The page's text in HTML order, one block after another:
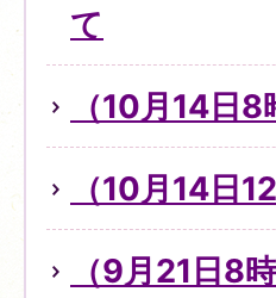
て
（10月14日
（10月14日
（9月21日8